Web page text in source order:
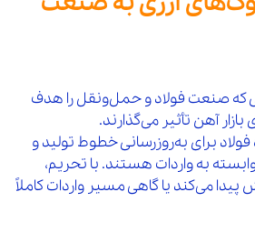
که صنعت فولاد و حمل‌ونقل را هدف
آهن تأثیر می‌گذارند.
برای به‌روزرسانی خطوط تولید و
به واردات هستند. با تحریم،
پیدا می‌کند یا گاهی مسیر واردات کاملاً